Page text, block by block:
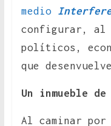
medio
configurar, al
políticos,
que
Un inmueble
Al caminar